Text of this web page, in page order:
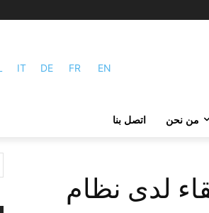
IT DE FR EN
من نحن اتصل بنا
لدى نظام